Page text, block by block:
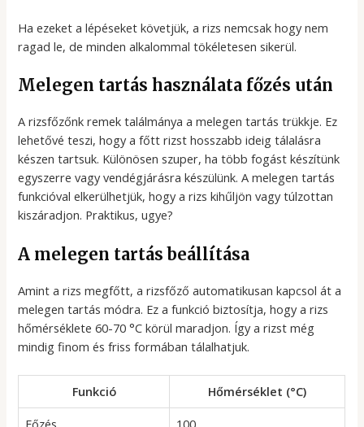
Ha ezeket a lépéseket követjük, a rizs nemcsak hogy nem
ragad le, de minden alkalommal tökéletesen sikerül.
Melegen tartás használata főzés után
A rizsfőzőnk remek találmánya a melegen tartás trükkje. Ez
lehetővé teszi, hogy a főtt rizst hosszabb ideig tálalásra
készen tartsuk. Különösen szuper, ha több fogást készítünk
egyszerre vagy vendégjárásra készülünk. A melegen tartás
funkcióval elkerülhetjük, hogy a rizs kihűljön vagy túlzottan
kiszáradjon. Praktikus, ugye?
A melegen tartás beállítása
Amint a rizs megfőtt, a rizsfőző automatikusan kapcsol át a
melegen tartás módra. Ez a funkció biztosítja, hogy a rizs
hőmérséklete 60-70 °C körül maradjon. Így a rizst még
mindig finom és friss formában tálalhatjuk.
Funkció
Hőmérséklet (°C)
Főzés
100